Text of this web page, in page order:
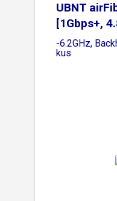
UBNT
[1Gbps+,
-6.2GHz,
kus